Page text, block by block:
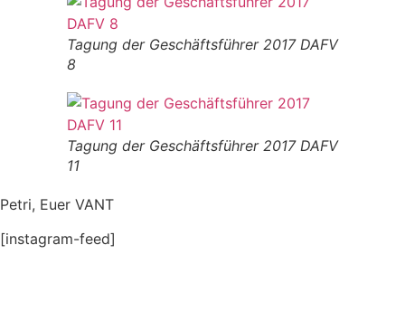
Tagung der Geschäftsführer 2017 DAFV
8
Tagung der Geschäftsführer 2017 DAFV
11
Petri, Euer VANT
[instagram-feed]